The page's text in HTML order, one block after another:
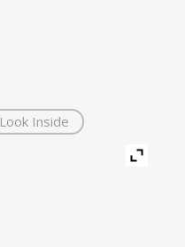
Look Inside